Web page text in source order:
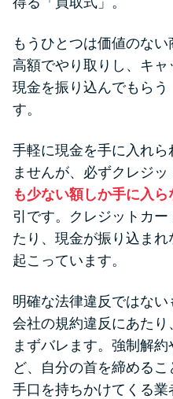
もうひとつは価値のな
高額でやり取りし、キ
現金を振り込んでもら
す。
手軽に現金を手に入れ
ませんが、必ずクレジ
も少ない額しか手に入
引です。クレジットカ
たり、現金が振り込ま
起こっています。
明確な法律違反ではな
会社の規約違反にあたり
まずバレます。強制解
ど、自分の首を締める
手口を持ちかけてくる